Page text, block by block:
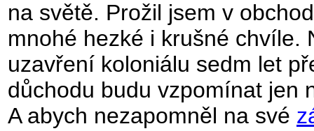
na světě. Prožil jsem v
mnohé hezké i krušné
uzavření koloniálu sedm let
důchodu budu vzpomínat
A abych nezapomněl na své